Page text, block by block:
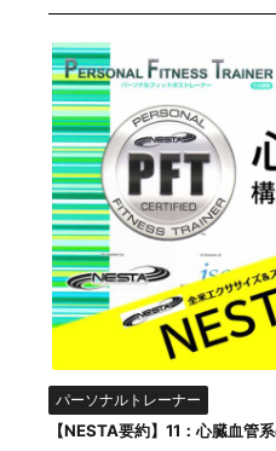
パーソナルトレーナー
【NESTA要約】11：心臓血管